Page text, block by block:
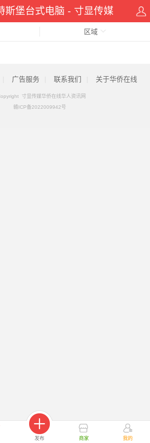
斯堡台式电脑 - 寸显传媒
发布 商家 我的
区域
广告服务 联系我们 关于华侨在线
寸显传媒华侨在线华人资讯网
赣ICP备2022009942号